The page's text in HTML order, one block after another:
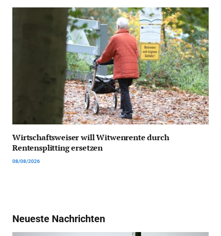
Wirtschaftsweiser will Witwenrente durch
Rentensplitting ersetzen
08/08/2026
Neueste Nachrichten